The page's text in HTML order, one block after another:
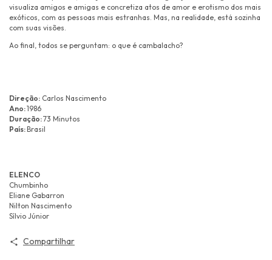
visualiza amigos e amigas e concretiza atos de amor e erotismo dos mais
exóticos, com as pessoas mais estranhas. Mas, na realidade, está sozinha
com suas visões.
Ao final, todos se perguntam: o que é cambalacho?
Direção: Carlos Nascimento
Ano:1986
Duração:73 Minutos
País:Brasil
ELENCO
Chumbinho
Eliane Gabarron
Nilton Nascimento
Sílvio Júnior
Compartilhar